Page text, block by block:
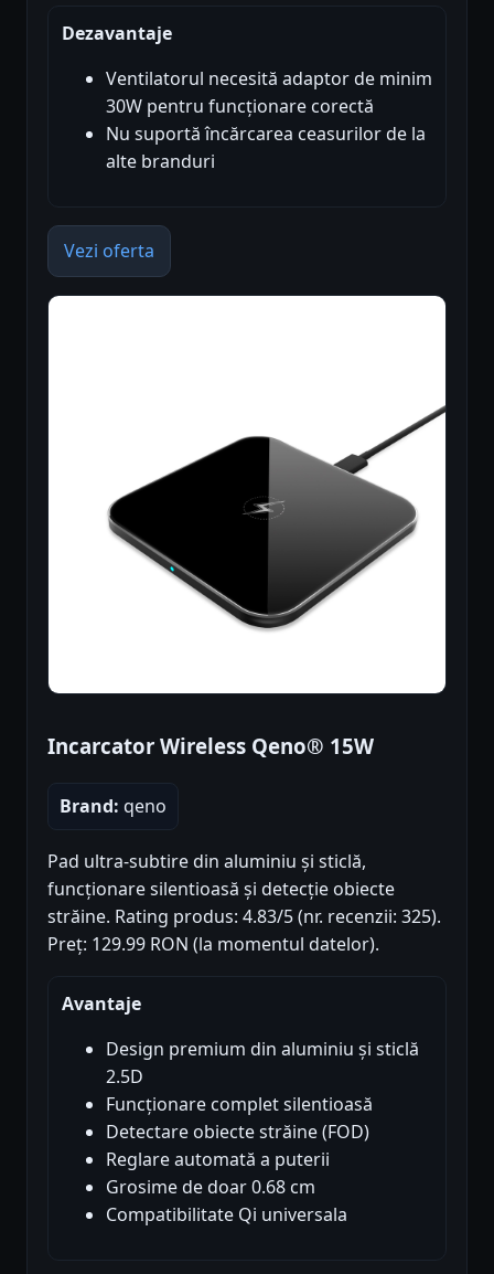
Dezavantaje
Ventilatorul necesită adaptor de minim
30W pentru funcționare corectă
Nu suportă încărcarea ceasurilor de la
alte branduri
Vezi oferta
Incarcator Wireless Qeno® 15W
Brand: qeno
Pad ultra-subtire din aluminiu și sticlă,
funcționare silentioasă și detecție obiecte
străine. Rating produs: 4.83/5 (nr. recenzii: 325).
Preț: 129.99 RON (la momentul datelor).
Avantaje
Design premium din aluminiu și sticlă
2.5D
Funcționare complet silentioasă
Detectare obiecte străine (FOD)
Reglare automată a puterii
Grosime de doar 0.68 cm
Compatibilitate Qi universala